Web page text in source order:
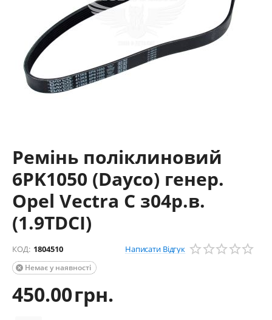
Ремінь поліклиновий
6PK1050 (Dayco) генер.
Opel Vectra C з04р.в.
(1.9TDCI)
КОД: 1804510 Написати Відгук
Немає у наявності

450.00грн.